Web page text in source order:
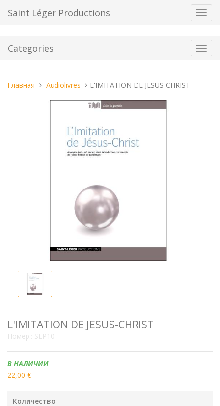
Saint Léger Productions
Categories
Вы
Главная Audiolivres L'IMITATION DE JESUS-CHRIST
L'IMITATION DE JESUS-CHRIST
Номер.: SLP10
Наличие:
В НАЛИЧИИ
22,00 €
Количество